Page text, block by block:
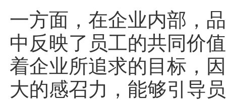
一方面，在企业内部，
中反映了员工的共同价
着企业所追求的目标，
大的感召力，能够引导